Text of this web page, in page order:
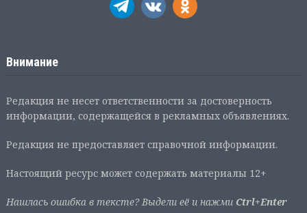
Внимание
Редакция не несет ответственности за достоверность
информации, содержащейся в рекламных объявлениях.
Редакция не предоставляет справочной информации.
Настоящий ресурс может содержать материалы 12+
Нашлась ошибка в тексте? Выдели её и нажми Ctrl+Enter